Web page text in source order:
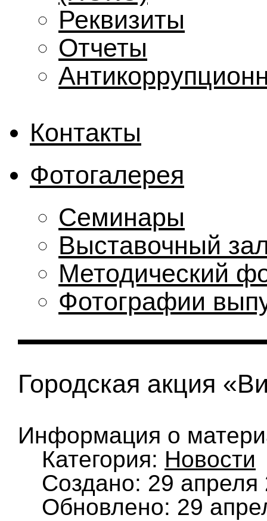
Реквизиты
Отчеты
Контакты
Фотогалерея
Семинары
Выставочный
Методический
Фотографии
Городская акция
Информация о
Категория: Новости
Создано: 29 апреля
Обновлено: 29